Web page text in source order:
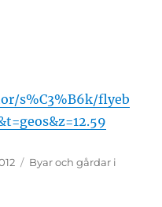
s%C3%B6k/flyeb
Kategorier
Byar och gårdar i